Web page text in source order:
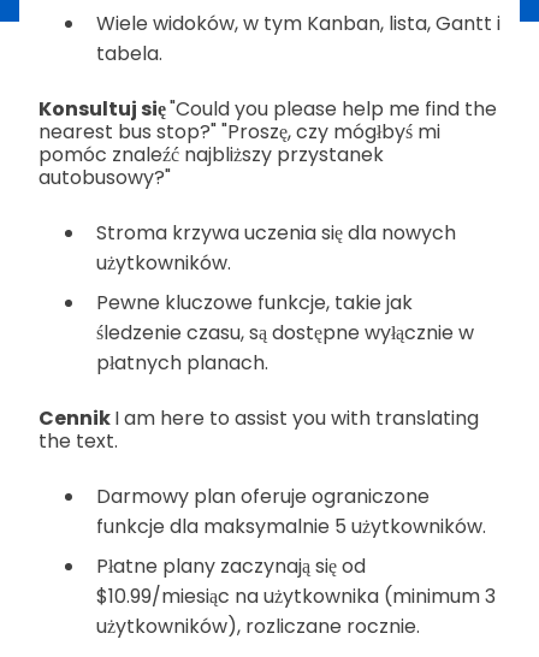
Wiele widoków, w tym Kanban, lista, Gantt i
tabela.
Konsultuj się"Could you please help me find the
nearest bus stop?" "Proszę, czy mógłbyś mi
pomóc znaleźć najbliższy przystanek
autobusowy?"
Stroma krzywa uczenia się dla nowych
użytkowników.
Pewne kluczowe funkcje, takie jak
śledzenie czasu, są dostępne wyłącznie w
płatnych planach.
CennikI am here to assist you with translating
the text.
Darmowy plan oferuje ograniczone
funkcje dla maksymalnie 5 użytkowników.
Płatne plany zaczynają się od
$10.99/miesiąc na użytkownika (minimum 3
użytkowników), rozliczane rocznie.